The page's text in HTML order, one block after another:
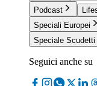
Podcast
Speciali Europei
Speciale Scudetti
Seguici anche su